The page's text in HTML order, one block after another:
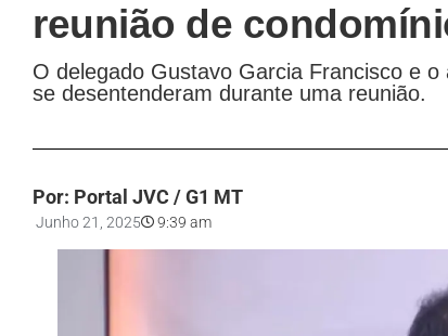
reunião de
O delegado Gustavo Garcia Francisco e
se desentenderam durante uma reunião.
Por: Portal JVC / G1 MT
Junho 21, 2025 9:39 am